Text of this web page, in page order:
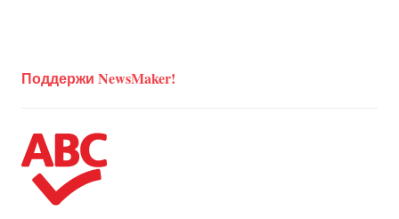
Поддержи NewsMaker!